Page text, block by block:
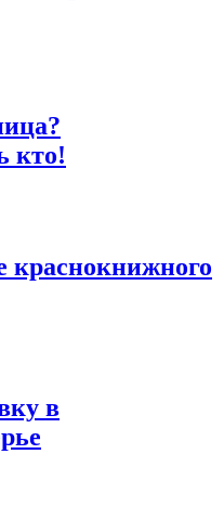
кто!
краснокнижного
в